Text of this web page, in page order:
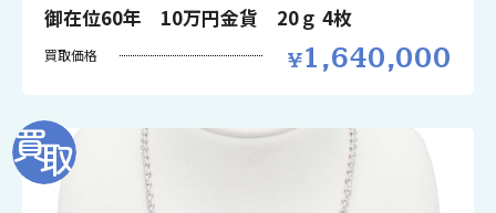
御在位60年 10万円金貨 20ｇ 4枚
買取価格 1,640,000